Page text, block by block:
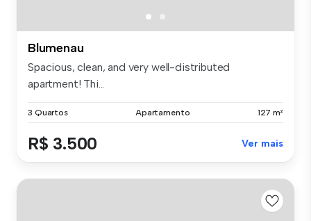
Blumenau
Spacious, clean, and very well-distributed
apartment! Thi...
3 Quartos Apartamento 127 m²
R$ 3.500 Ver mais